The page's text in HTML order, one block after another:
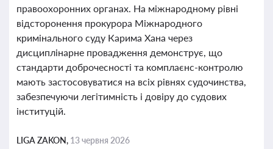
правоохоронних органах. На міжнародному рівні
відсторонення прокурора Міжнародного
кримінального суду Карима Хана через
дисциплінарне провадження демонструє, що
стандарти доброчесності та комплаєнс-контролю
мають застосовуватися на всіх рівнях судочинства,
забезпечуючи легітимність і довіру до судових
інституцій.
LIGA ZAKON, 13 червня 2026